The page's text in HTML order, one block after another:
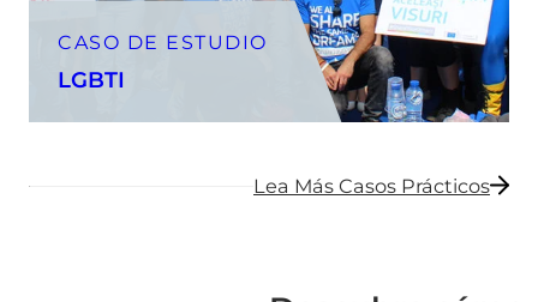
CASO DE ESTUDIO
LGBTI
Lea Más Casos Prácticos